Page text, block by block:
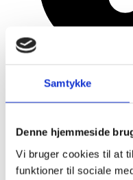
Samtykke
Denne hjemmeside
Vi bruger cookies til at
funktioner til sociale